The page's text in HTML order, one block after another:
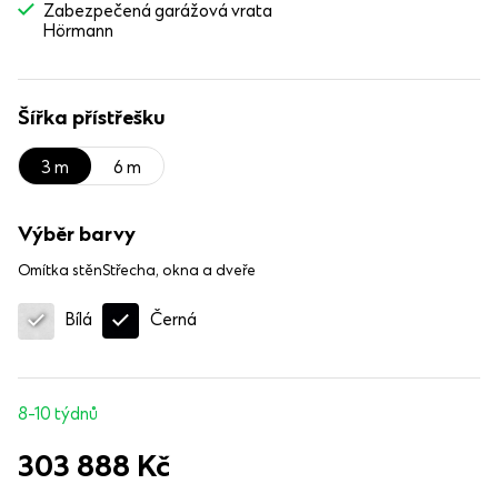
Zabezpečená garážová vrata
Hörmann
Šířka přístřešku
3 m 6 m
Výběr barvy
Omítka stěn
Bílá
Střecha, okna a dveře
Černá
8-10 týdnů
303 888 Kč